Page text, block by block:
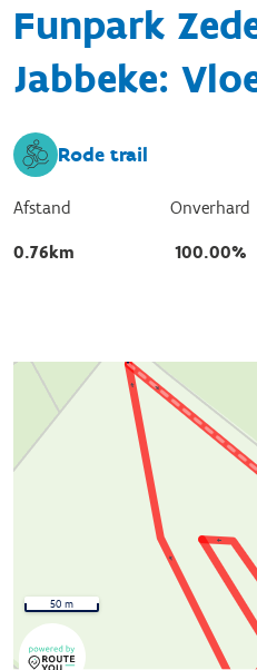
Funpark
Jabbeke:
Rode trail
Afstand
0.76km
Onverhard
100.00%
50 m